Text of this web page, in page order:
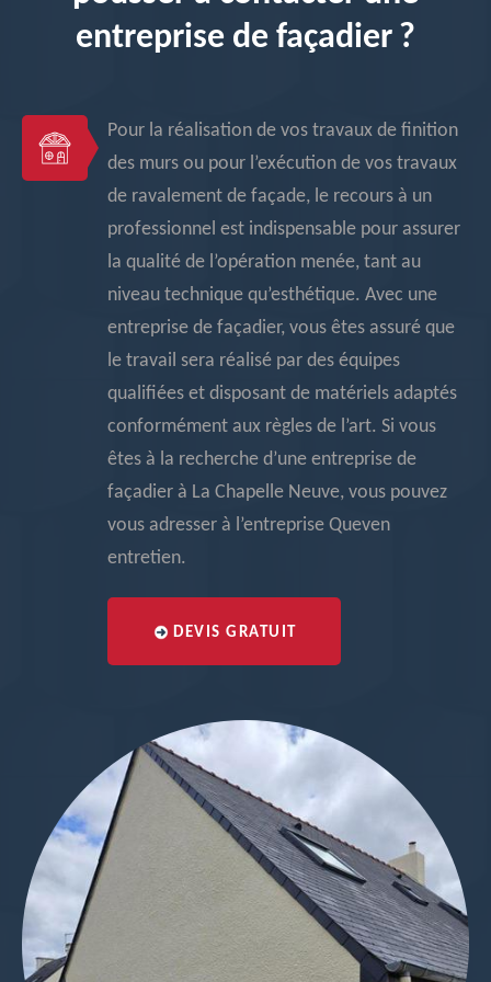
entreprise de façadier ?
Pour la réalisation de vos travaux de finition
des murs ou pour l’exécution de vos travaux
de ravalement de façade, le recours à un
professionnel est indispensable pour assurer
la qualité de l’opération menée, tant au
niveau technique qu’esthétique. Avec une
entreprise de façadier, vous êtes assuré que
le travail sera réalisé par des équipes
qualifiées et disposant de matériels adaptés
conformément aux règles de l’art. Si vous
êtes à la recherche d’une entreprise de
façadier à La Chapelle Neuve, vous pouvez
vous adresser à l’entreprise Queven
entretien.
DEVIS GRATUIT